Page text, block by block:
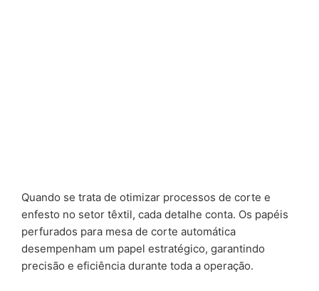
Quando se trata de otimizar processos de corte e
enfesto no setor têxtil, cada detalhe conta. Os papéis
perfurados para mesa de corte automática
desempenham um papel estratégico, garantindo
precisão e eficiência durante toda a operação.